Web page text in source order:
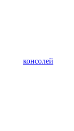
консолей